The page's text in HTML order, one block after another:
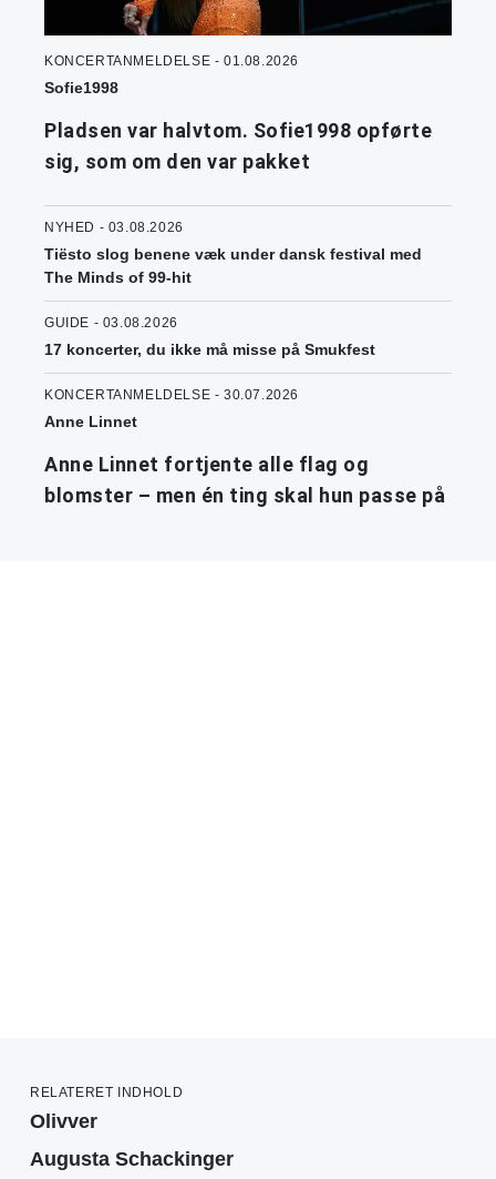
KONCERTANMELDELSE - 01.08.2026
Sofie1998
Pladsen var halvtom. Sofie1998 opførte
sig, som om den var pakket
NYHED - 03.08.2026
Tiësto slog benene væk under dansk festival med
The Minds of 99-hit
GUIDE - 03.08.2026
17 koncerter, du ikke må misse på Smukfest
KONCERTANMELDELSE - 30.07.2026
Anne Linnet
Anne Linnet fortjente alle flag og
blomster – men én ting skal hun passe på
RELATERET INDHOLD
Olivver
Augusta Schackinger